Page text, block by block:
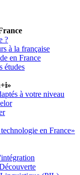
?
à la française
en France
études
à votre niveau
en France»